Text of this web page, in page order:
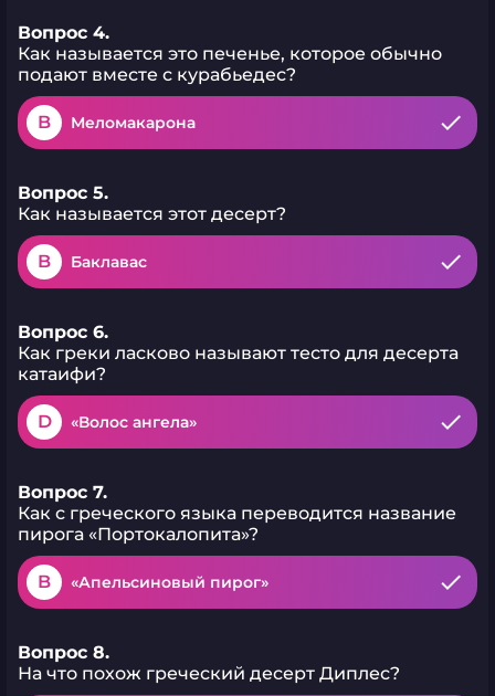
Вопрос 4.
Как называется это печенье, которое обычно
подают вместе с курабьедес?
B Меломакарона
Вопрос 5.
Как называется этот десерт?
B Баклавас
Вопрос 6.
Как греки ласково называют тесто для десерта
катаифи?
D «Волос ангела»
Вопрос 7.
Как с греческого языка переводится название
пирога «Портокалопита»?
B «Апельсиновый пирог»
Вопрос 8.
На что похож греческий десерт Диплес?